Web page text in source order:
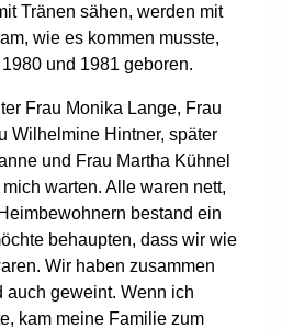
Tränen sähen, werden mit
wie es kommen musste,
und 1981 geboren.
Frau Monika Lange, Frau
Wilhelmine Hintner, später
und Frau Martha Kühnel
warten. Alle waren nett,
bestand ein
behaupten, dass wir wie
Wir haben zusammen
auch geweint. Wenn ich
kam meine Familie zum